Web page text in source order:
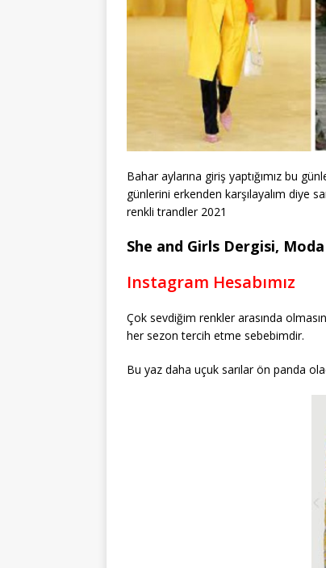
Bahar aylarına giriş yaptığımız bu
günlerini erkenden karşılayalım diye
renkli trandler 2021
She and Girls Dergisi,
Instagram Hesabımız
Çok sevdiğim renkler arasında
her sezon tercih etme sebebimdir.
Bu yaz daha uçuk sarılar ön panda